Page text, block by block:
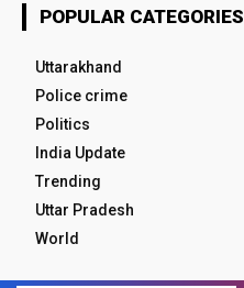
POPULAR CATEGORIES
Uttarakhand
Police crime
Politics
India Update
Trending
Uttar Pradesh
World